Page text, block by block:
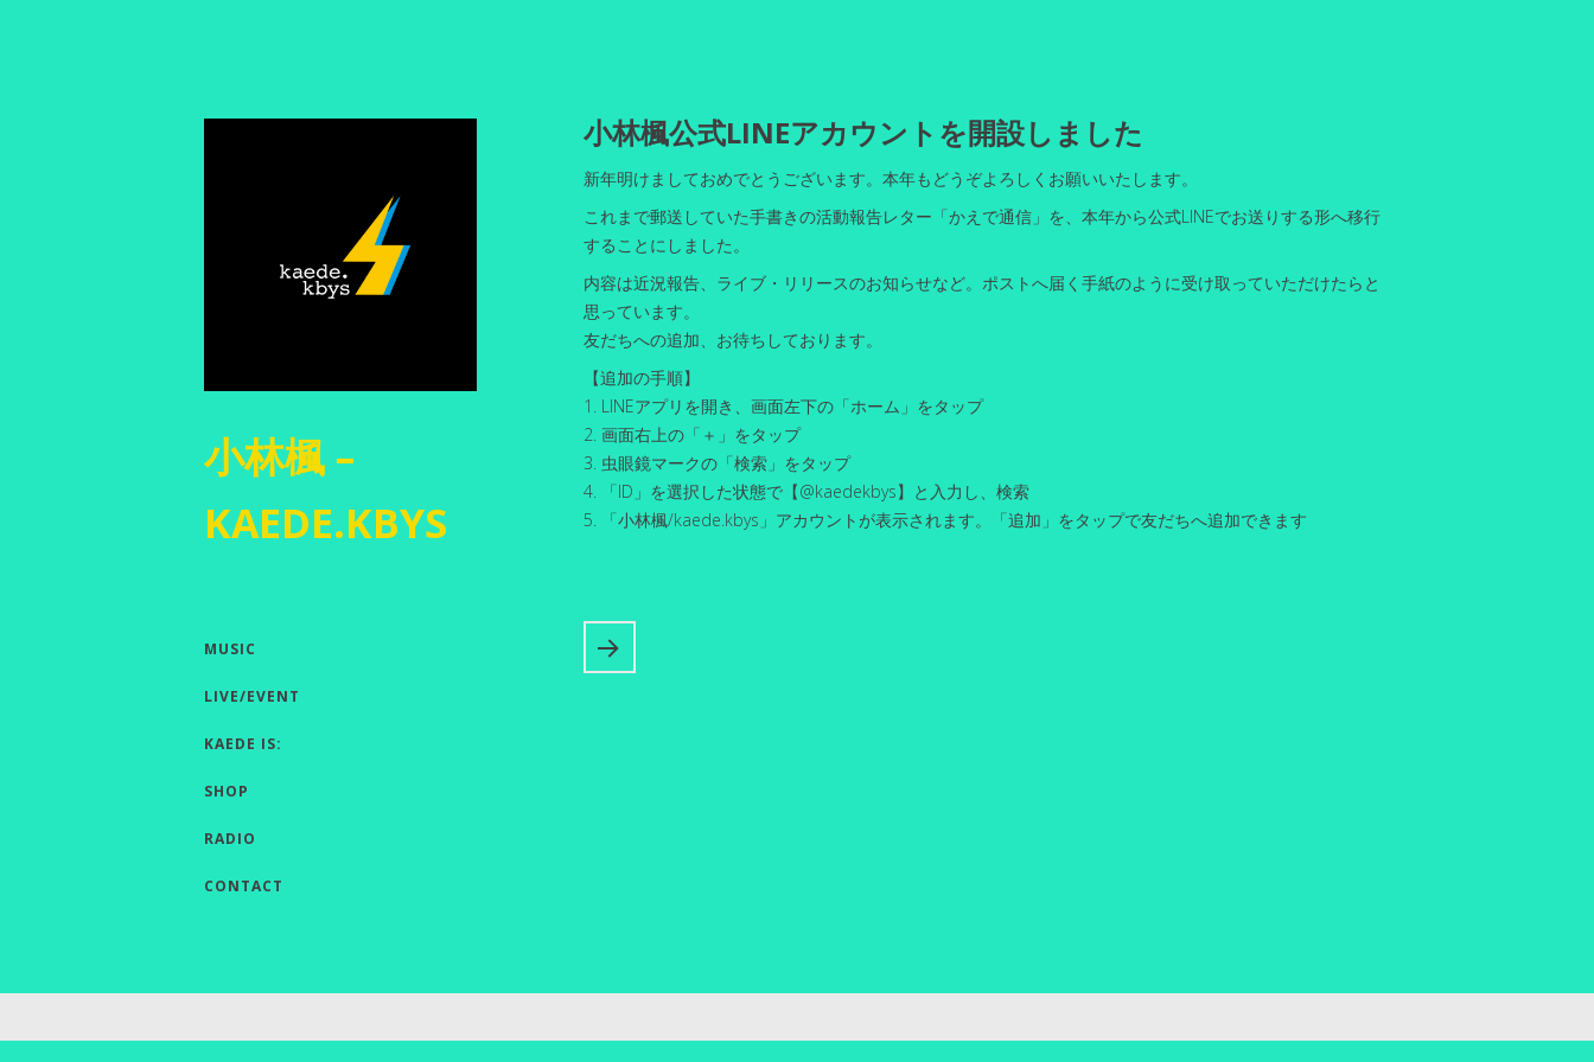
小林楓 –
KAEDE.KBYS
MUSIC
LIVE/EVENT
KAEDE IS:
SHOP
RADIO
CONTACT
小林楓公式LINEアカウントを開設しました
新年明けましておめでとうございます。本年もどうぞよろしくお願いいたします。
これまで郵送していた手書きの活動報告レター「かえで通信」を、本年から公式LINEでお送りする形へ移行
することにしました。
内容は近況報告、ライブ・リリースのお知らせなど。ポストへ届く手紙のように受け取っていただけたらと
思っています。
友だちへの追加、お待ちしております。
【追加の手順】
1. LINEアプリを開き、画面左下の「ホーム」をタップ
2. 画面右上の「＋」をタップ
3. 虫眼鏡マークの「検索」をタップ
4. 「ID」を選択した状態で【@kaedekbys】と入力し、検索
5. 「小林楓/kaede.kbys」アカウントが表示されます。「追加」をタップで友だちへ追加できます